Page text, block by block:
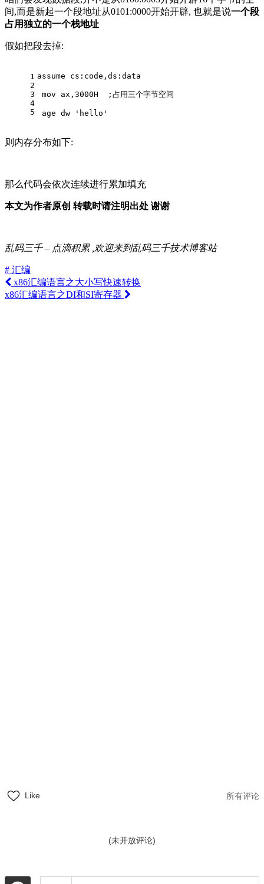
间,而是新起一个段地址从0101:0000开始开辟, 也就是说一个段
占用独立的一个栈地址
假如把段去掉:
1
2
3
4
5
assume cs:code,ds:data
mov ax,3000H  ;占用三个字节空间
age dw 'hello'
则内存分布如下:
那么代码会依次连续进行累加填充
本文为作者原创 转载时请注明出处 谢谢
乱码三千 – 点滴积累 ,欢迎来到乱码三千技术博客站
# 汇编
x86汇编语言之大小写快速转换
x86汇编语言之DI和SI寄存器
Like 所有评论
(未开放评论)